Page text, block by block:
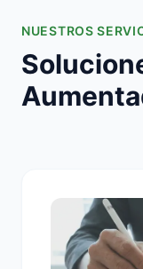
NUESTROS